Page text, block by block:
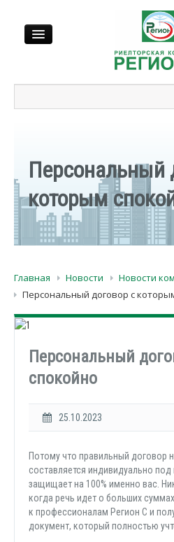
Выкуп
Регионы
Персональный
которым
Главная Новости
Новости
Персональный договор с
Персональный
спокойно
25.10.2023
Потому что правильный договор
составляется индивидуально
защищает на 100% именно вас.
когда речь идет о больших
к профессионалам Регион С и
документ, который полностью